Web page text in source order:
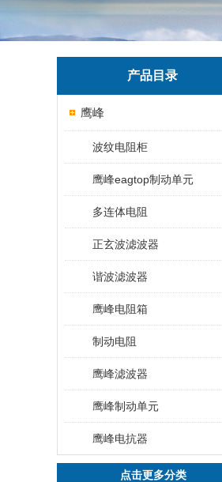
产品目录
鹰峰
波纹电阻柜
鹰峰eagtop制动单元
多连体电阻
正玄波滤波器
谐波滤波器
鹰峰电阻箱
制动电阻
鹰峰滤波器
鹰峰制动单元
鹰峰电抗器
点击更多分类